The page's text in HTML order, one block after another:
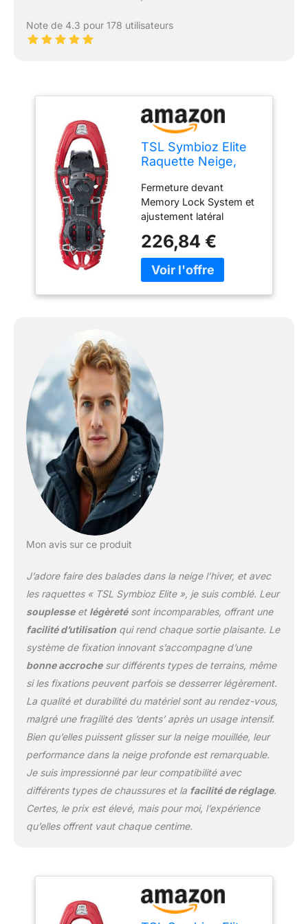
Note de 4.3 pour 178 utilisateurs
TSL Symbioz Elite
Raquette Neige,
Symbioz Elite,
Rosso (Ruby)
Fermeture devant
Memory Lock System et
ajustement latéral
LATERAL adjust Système
de mémorisation du
nombre de Scarpone
226,84 €
Mon avis sur ce produit
J’adore faire des balades dans la neige l’hiver, et avec
les raquettes « TSL Symbioz Elite », je suis comblé. Leur
souplesseet légèretésont incomparables, offrant une
facilité d’utilisationqui rend chaque sortie plaisante. Le
système de fixation innovant s’accompagne d’une
bonne accrochesur différents types de terrains, même
si les fixations peuvent parfois se desserrer légèrement.
La qualité et durabilité du matériel sont au rendez-vous,
malgré une fragilité des ‘dents’ après un usage intensif.
Bien qu’elles puissent glisser sur la neige mouillée, leur
performance dans la neige profonde est remarquable.
Je suis impressionné par leur compatibilité avec
différents types de chaussures et la facilité de réglage.
Certes, le prix est élevé, mais pour moi, l’expérience
qu’elles offrent vaut chaque centime.